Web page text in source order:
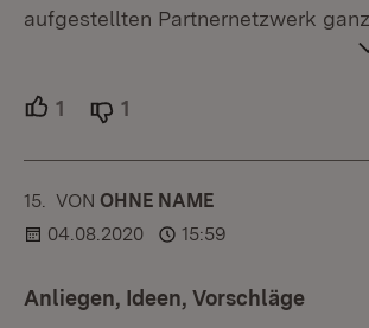
aufgestellten Partnernetzwerk
1 Unterstützer.
1
15. KOMMENTAR
VON :OHNE NAME
04.08.2020
15:59
Anliegen, Ideen, Vorschläge